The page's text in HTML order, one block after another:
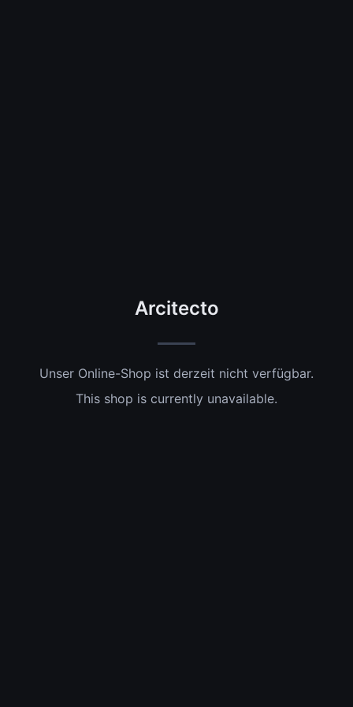
Arcitecto
Unser Online-Shop ist derzeit nicht verfügbar.
This shop is currently unavailable.